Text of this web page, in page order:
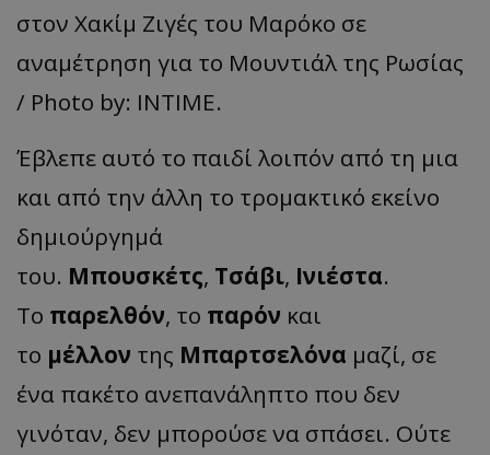
στον Χακίμ Ζιγές του Μαρόκο σε
αναμέτρηση για το Μουντιάλ της Ρωσίας
/ Photo by: INTIME.
Έβλεπε αυτό το παιδί λοιπόν από τη μια
και από την άλλη το τρομακτικό εκείνο
δημιούργημά
του. Μπουσκέτς, Τσάβι, Ινιέστα.
Το παρελθόν, το παρόν και
το μέλλον της Μπαρτσελόνα μαζί, σε
ένα πακέτο ανεπανάληπτο που δεν
γινόταν, δεν μπορούσε να σπάσει. Ούτε